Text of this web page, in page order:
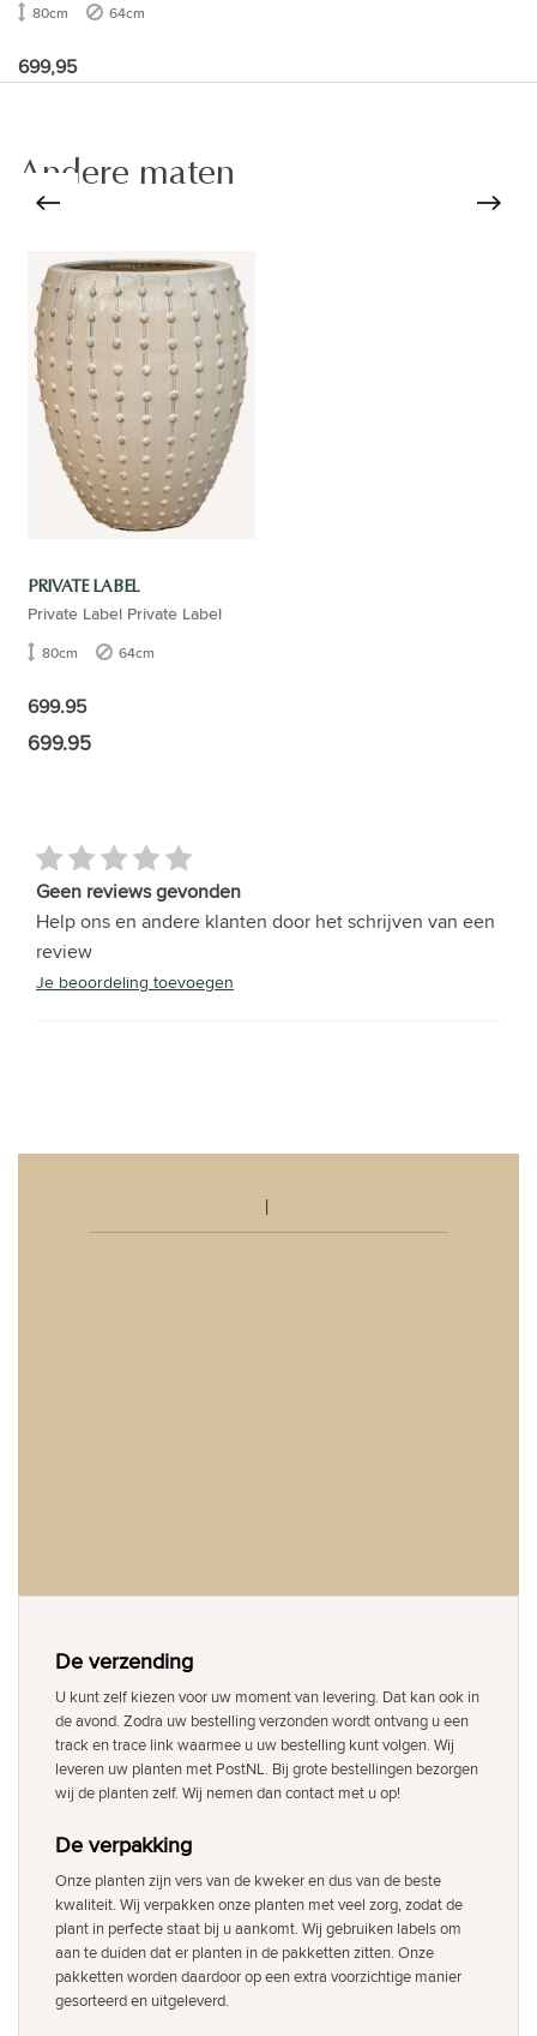
80cm 64cm
699,95
Andere maten
PRIVATE LABEL
Private Label Private Label
80cm 64cm
699.95
699.95
Geen reviews gevonden
Help ons en andere klanten door het schrijven van een
review
Je beoordeling toevoegen
De verzending
U kunt zelf kiezen voor uw moment van levering. Dat kan ook in
de avond. Zodra uw bestelling verzonden wordt ontvang u een
track en trace link waarmee u uw bestelling kunt volgen. Wij
leveren uw planten met PostNL. Bij grote bestellingen bezorgen
wij de planten zelf. Wij nemen dan contact met u op!
De verpakking
Onze planten zijn vers van de kweker en dus van de beste
kwaliteit. Wij verpakken onze planten met veel zorg, zodat de
plant in perfecte staat bij u aankomt. Wij gebruiken labels om
aan te duiden dat er planten in de pakketten zitten. Onze
pakketten worden daardoor op een extra voorzichtige manier
gesorteerd en uitgeleverd.